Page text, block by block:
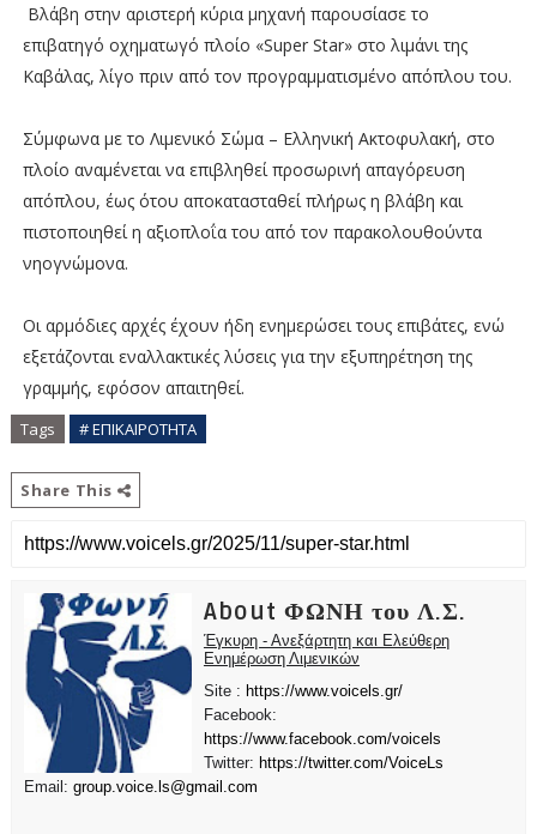
Βλάβη στην αριστερή κύρια μηχανή παρουσίασε το
επιβατηγό οχηματωγό πλοίο «Super Star» στο λιμάνι της
Καβάλας, λίγο πριν από τον προγραμματισμένο απόπλου του.
Σύμφωνα με το Λιμενικό Σώμα – Ελληνική Ακτοφυλακή, στο
πλοίο αναμένεται να επιβληθεί προσωρινή απαγόρευση
απόπλου, έως ότου αποκατασταθεί πλήρως η βλάβη και
πιστοποιηθεί η αξιοπλοΐα του από τον παρακολουθούντα
νηογνώμονα.
Οι αρμόδιες αρχές έχουν ήδη ενημερώσει τους επιβάτες, ενώ
εξετάζονται εναλλακτικές λύσεις για την εξυπηρέτηση της
γραμμής, εφόσον απαιτηθεί.
Tags # ΕΠΙΚΑΙΡΟΤΗΤΑ
Share This
About ΦΩΝΗ του Λ.Σ.
Έγκυρη - Ανεξάρτητη και Ελεύθερη
Ενημέρωση Λιμενικών
Site : https://www.voicels.gr/
Facebook:
https://www.facebook.com/voicels
Twitter: https://twitter.com/VoiceLs
Email: group.voice.ls@gmail.com